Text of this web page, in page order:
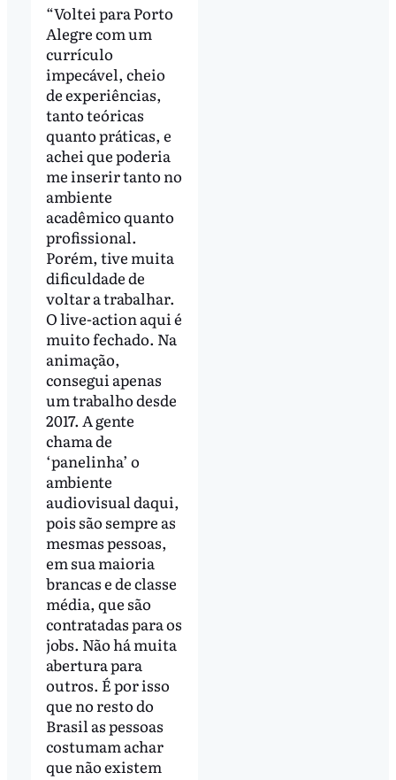
“Voltei para Porto
Alegre com um
currículo
impecável, cheio
de experiências,
tanto teóricas
quanto práticas, e
achei que poderia
me inserir tanto no
ambiente
acadêmico quanto
profissional.
Porém, tive muita
dificuldade de
voltar a trabalhar.
O live-action aqui é
muito fechado. Na
animação,
consegui apenas
um trabalho desde
2017. A gente
chama de
‘panelinha’ o
ambiente
audiovisual daqui,
pois são sempre as
mesmas pessoas,
em sua maioria
brancas e de classe
média, que são
contratadas para os
jobs. Não há muita
abertura para
outros. É por isso
que no resto do
Brasil as pessoas
costumam achar
que não existem